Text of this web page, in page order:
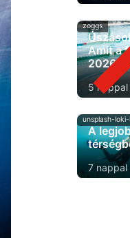
zoggs
Amit a
2026-
5
unsplash-
A
7